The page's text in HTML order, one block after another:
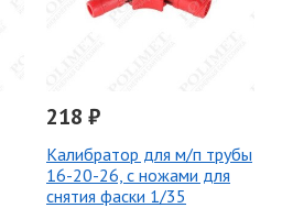
218 ₽
Калибратор для м/п трубы
16-20-26, с ножами для
снятия фаски 1/35